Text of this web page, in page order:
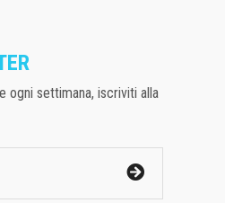
ogni settimana, iscriviti alla